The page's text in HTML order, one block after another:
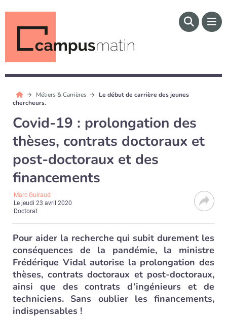
Métiers & Carrières
Le début de carrière des jeunes
chercheurs.
Covid-19 : prolongation des
thèses, contrats doctoraux et
post-doctoraux et des
financements
Marc Guiraud
Lejeudi 23 avril 2020
Doctorat
Pour aider la recherche qui subit durement les
conséquences de la pandémie, la ministre
Frédérique Vidal autorise la prolongation des
thèses, contrats doctoraux et post-doctoraux,
ainsi que des contrats d’ingénieurs et de
techniciens. Sans oublier les financements,
indispensables !